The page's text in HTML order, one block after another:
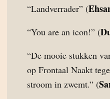
“Landverrader” (
“You are an icon!” (
“De mooie stukken
op Frontaal Naakt
stroom in zwemt.” (